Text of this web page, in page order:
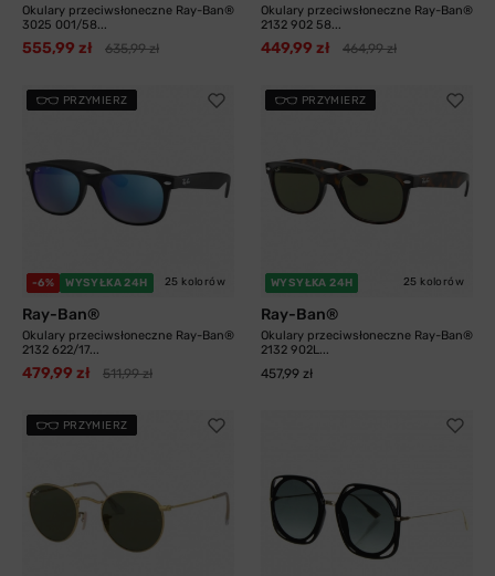
Okulary przeciwsłoneczne Ray-Ban®
3025 001/58...
555,99 zł 635,99 zł
Okulary przeciwsłoneczne Ray-Ban®
2132 902 58...
449,99 zł 464,99 zł
PRZYMIERZ
-6% WYSYŁKA 24H 25 kolorów
Ray-Ban®
Okulary przeciwsłoneczne Ray-Ban®
2132 622/17...
479,99 zł 511,99 zł
PRZYMIERZ
WYSYŁKA 24H 25 kolorów
Ray-Ban®
Okulary przeciwsłoneczne Ray-Ban®
2132 902L...
457,99 zł
PRZYMIERZ